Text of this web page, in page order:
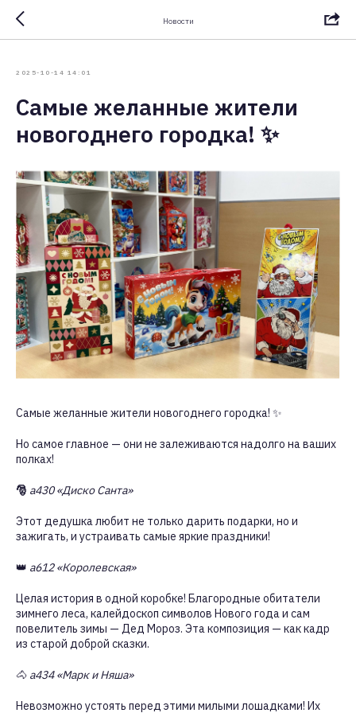
Новости
2025-10-14 14:01
Самые желанные жители
новогоднего городка! ✨
Самые желанные жители новогоднего городка! ✨
Но самое главное — они не залеживаются надолго на ваших
полках!
🎅 a430 «Диско Санта»
Этот дедушка любит не только дарить подарки, но и
зажигать, и устраивать самые яркие праздники!
👑 a612 «Королевская»
Целая история в одной коробке! Благородные обитатели
зимнего леса, калейдоскоп символов Нового года и сам
повелитель зимы — Дед Мороз. Эта композиция — как кадр
из старой доброй сказки.
🐴 a434 «Марк и Няша»
Невозможно устоять перед этими милыми лошадками! Их